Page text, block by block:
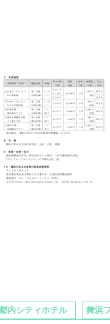
内シティホテル 舞浜